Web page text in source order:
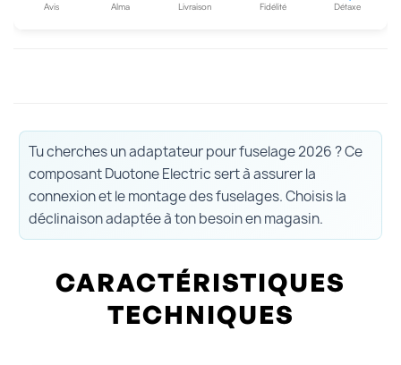
Avis Alma Livraison Fidélité Détaxe
Tu cherches un adaptateur pour fuselage 2026 ? Ce
composant Duotone Electric sert à assurer la
connexion et le montage des fuselages. Choisis la
déclinaison adaptée à ton besoin en magasin.
CARACTÉRISTIQUES
TECHNIQUES